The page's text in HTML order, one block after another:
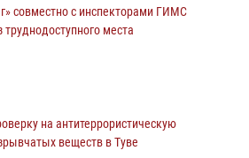
совместно с инспекторами ГИМС
места
отдыха детей в детских
на антитеррористическую
веществ в Туве